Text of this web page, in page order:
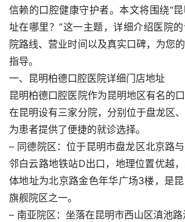
信赖的口腔健康守护者。本文将围绕“
址在哪里？”这一主题，详细介绍医院
院路线、营业时间以及真实口碑，为您
指导。
一、昆明柏德口腔医院详细门店地址
昆明柏德口腔医院作为昆明地区有名的
在昆明设有三家分院，分别位于盘龙区、
为患者提供了便捷的就诊选择。
– 同德院区：位于昆明市盘龙区北京路
邻白云路地铁站D出口，地理位置优越
体地址为北京路金色年华广场3楼，是
旗舰院区之一。
– 南亚院区：坐落在昆明市西山区滇池路